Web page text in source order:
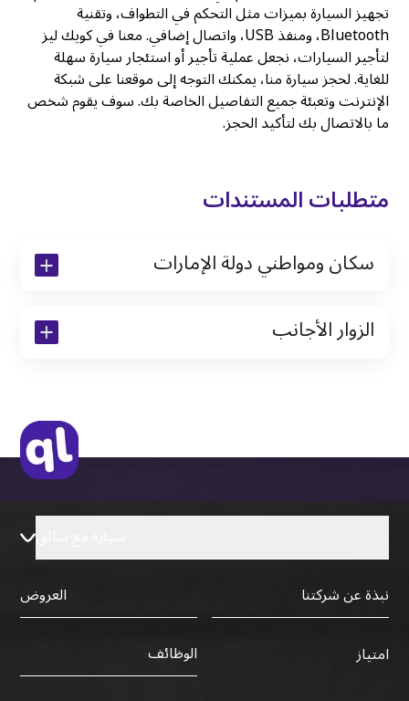
تجهيز السيارة بميزات مثل التحكم في التطواف، وتقنية
Bluetooth، ومنفذ USB، واتصال إضافي. معنا في كويك ليز
لتأجير السيارات، نجعل عملية تأجير أو استئجار سيارة سهلة
للغاية. لحجز سيارة منا، يمكنك التوجه إلى موقعنا على شبكة
الإنترنت وتعبئة جميع التفاصيل الخاصة بك. سوف يقوم شخص
ما بالاتصال بك لتأكيد الحجز.
متطلبات المستندات
سكان ومواطني دولة الإمارات
نسخة من تأشيرة الاقامة
الزوار الأجانب
نبذة عن شركتنا
العروض
امتياز
الوظائف